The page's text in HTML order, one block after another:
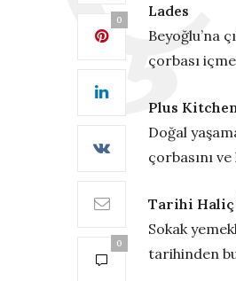
0
0
Lades
Beyoğlu’na
çorbası
Plus
Doğal
çorbasını
Tarihi Haliç
Sokak
tarihinden